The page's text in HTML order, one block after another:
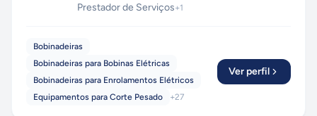
Prestador de Serviços+1
Bobinadeiras
Bobinadeiras para Bobinas Elétricas
Bobinadeiras para Enrolamentos Elétricos
Equipamentos para Corte Pesado
+27
Ver perfil